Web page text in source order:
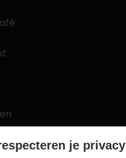
je privacy